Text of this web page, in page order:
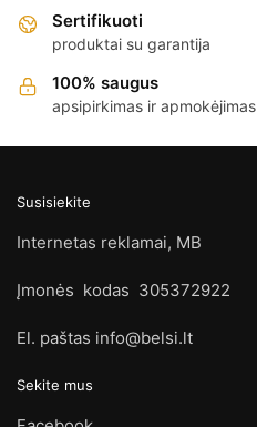
Sertifikuoti
produktai su garantija
100% saugus
apsipirkimas ir apmokėjimas
Susisiekite
Internetas reklamai, MB
Įmonės kodas 305372922
El. paštas info@belsi.lt
Sekite mus